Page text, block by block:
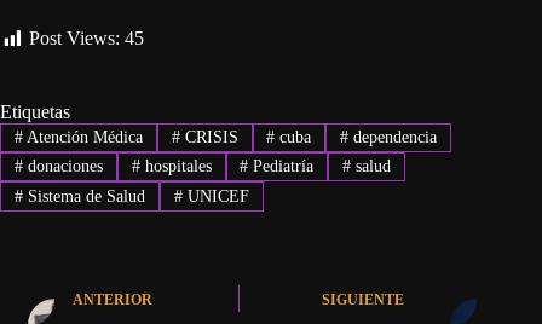
Post Views: 45
Etiquetas
#Atención Médica #CRISIS # cuba # dependencia
#donaciones #hospitales # Pediatría # salud
#Sistema de Salud #UNICEF
ANTERIOR SIGUIENTE